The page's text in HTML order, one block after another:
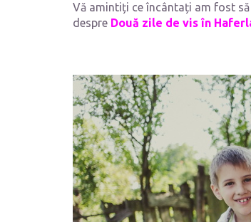
Vă amintiți ce încântați am fost
despre Două zile de vis în